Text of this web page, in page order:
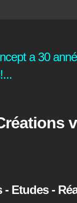
a 30
- Etudes -